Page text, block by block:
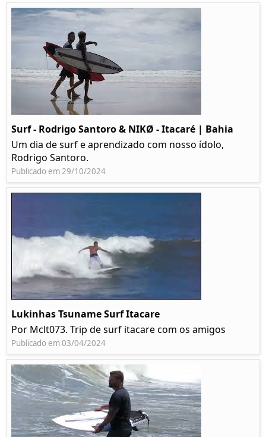
Surf - Rodrigo Santoro & NIKØ - Itacaré | Bahia
Um dia de surf e aprendizado com nosso ídolo,
Rodrigo Santoro.
Publicado em 29/10/2024
Lukinhas Tsuname Surf Itacare
Por Mclt073. Trip de surf itacare com os amigos
Publicado em 03/04/2024